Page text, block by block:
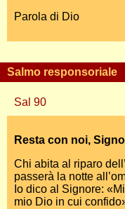
Parola di Dio
Salmo responsoriale
Sal 90
Resta con noi,
Chi abita al riparo
passerà la notte
Io dico al Signore:
mio Dio in cui